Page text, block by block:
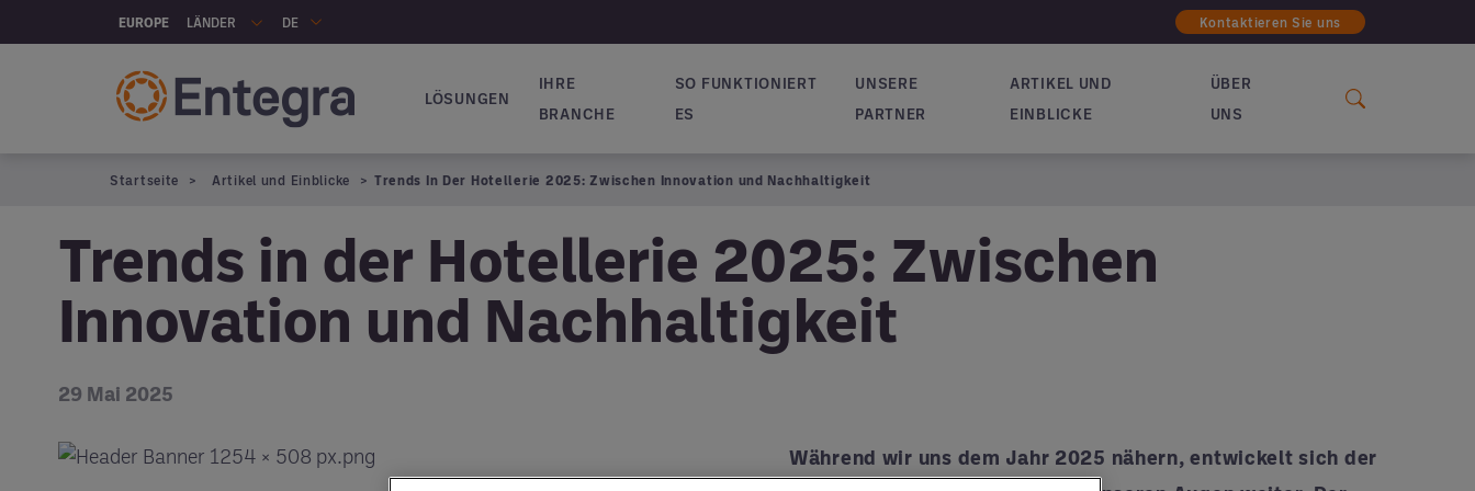
Skip to main content
EUROPE LÄNDER DE Kontaktieren Sie uns
Hauptnavigation
LÖSUNGEN
IHRE
BRANCHE
SO FUNKTIONIERT
ES
UNSERE
PARTNER
ARTIKEL UND
EINBLICKE
ÜBER
UNS
Startseite Artikel und Einblicke Trends In Der Hotellerie 2025: Zwischen Innovation und Nachhaltigkeit
Trends in der Hotellerie 2025: Zwischen
Innovation und Nachhaltigkeit
29 Mai 2025
Während wir uns dem Jahr 2025 nähern, entwickelt sich der